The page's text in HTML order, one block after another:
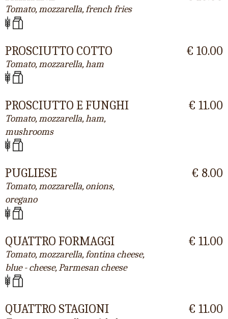
Tomato, mozzarella, french fries
PROSCIUTTO COTTO
Tomato, mozzarella, ham
€ 10.00
PROSCIUTTO E FUNGHI
Tomato, mozzarella, ham,
mushrooms
€ 11.00
PUGLIESE
Tomato, mozzarella, onions,
oregano
€ 8.00
QUATTRO FORMAGGI
Tomato, mozzarella, fontina cheese,
blue - cheese, Parmesan cheese
€ 11.00
QUATTRO STAGIONI € 11.00